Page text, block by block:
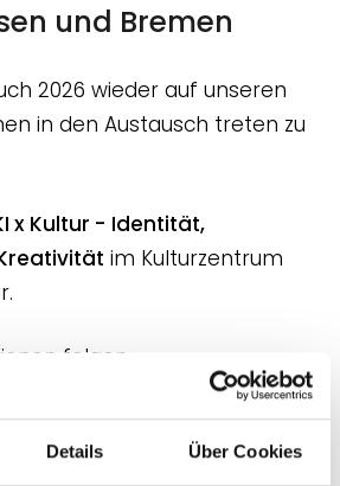
Details Über Cookies
und Bremen
2026 wieder auf unseren
in den Austausch treten zu
x Kultur - Identität,
im Kulturzentrum
folgen.